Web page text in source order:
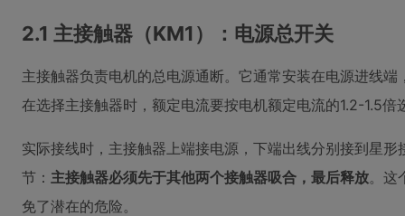
2.1 主接触器（KM1）：电源总开关
主接触器负责电机的总电源通断。它通常安装在电源进线
在选择主接触器时，额定电流要按电机额定电流的1.2-1.5
实际接线时，主接触器上端接电源，下端出线分别接到星
节： 主接触器必须先于其他两个接触器吸合，最后释放。这
免了潜在的危险。